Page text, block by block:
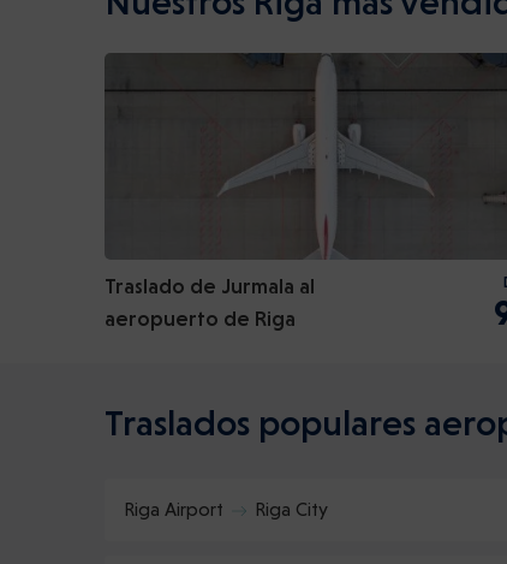
Traslado de Jurmala al
aeropuerto de Riga
Traslados populares
Riga Airport Riga City